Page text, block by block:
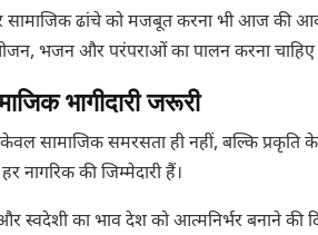
सामाजिक ढांचे को मजबूत करना भी आज की
भजन और परंपराओं का पालन करना
भागीदारी जरूरी
सामाजिक समरसता ही नहीं, बल्कि प्रकृति
नागरिक की जिम्मेदारी हैं।
स्वदेशी का भाव देश को आत्मनिर्भर बनाने की